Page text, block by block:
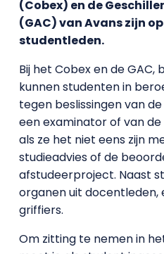
(Cobex) en de
(GAC) van Avans zijn
studentleden.
Bij het Cobex en de GAC,
kunnen studenten in
tegen beslissingen van
een examinator of van
als ze het niet eens zijn
studieadvies of de
afstudeerproject. Naast
organen uit
griffiers.
Om zitting te nemen in